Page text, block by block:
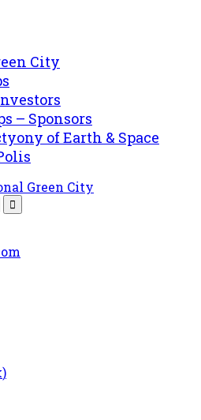
City
– Sponsors
of Earth & Space
)